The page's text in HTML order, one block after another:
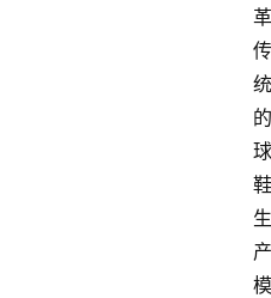
革
传
统
的
球
鞋
生
产
模